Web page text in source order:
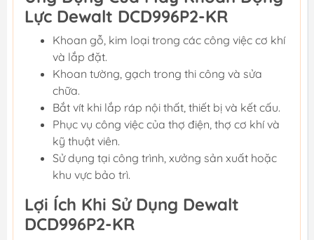
Lực Dewalt DCD996P2-KR
Khoan gỗ, kim loại trong các công việc cơ khí
và lắp đặt.
Khoan tường, gạch trong thi công và sửa
chữa.
Bắt vít khi lắp ráp nội thất, thiết bị và kết cấu.
Phục vụ công việc của thợ điện, thợ cơ khí và
kỹ thuật viên.
Sử dụng tại công trình, xưởng sản xuất hoặc
khu vực bảo trì.
Lợi Ích Khi Sử Dụng Dewalt
DCD996P2-KR